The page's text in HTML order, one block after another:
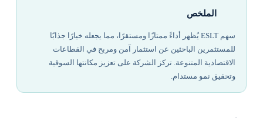
الملخص
سهم ESLT يُظهر أداءً ممتازًا ومستقرًا، مما يجعله خيارًا جذابًا
للمستثمرين الباحثين عن استثمار آمن ومربح في القطاعات
الاقتصادية المتنوعة. تركز الشركة على تعزيز مكانتها السوقية
وتحقيق نمو مستدام.